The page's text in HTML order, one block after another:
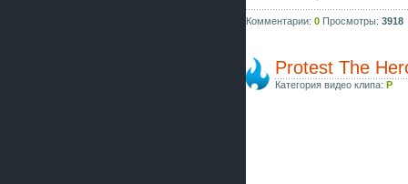
Комментарии: 0 Просмотры: 3918
Protest The
Категория видео клипа: P